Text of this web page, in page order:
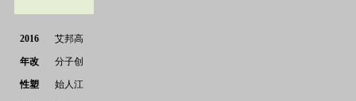
2016
年改
性塑
艾邦高
分子创
始人江